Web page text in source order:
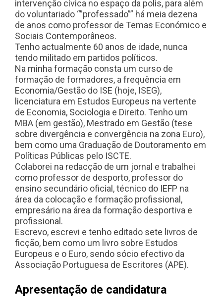
intervenção cívica no espaço da polis, para além
do voluntariado “”professado”” há meia dezena
de anos como professor de Temas Económico e
Sociais Contemporâneos.
Tenho actualmente 60 anos de idade, nunca
tendo militado em partidos políticos.
Na minha formação consta um curso de
formação de formadores, a frequência em
Economia/Gestão do ISE (hoje, ISEG),
licenciatura em Estudos Europeus na vertente
de Economia, Sociologia e Direito. Tenho um
MBA (em gestão), Mestrado em Gestão (tese
sobre divergência e convergência na zona Euro),
bem como uma Graduação de Doutoramento em
Políticas Públicas pelo ISCTE.
Colaborei na redacção de um jornal e trabalhei
como professor de desporto, professor do
ensino secundário oficial, técnico do IEFP na
área da colocação e formação profissional,
empresário na área da formação desportiva e
profissional.
Escrevo, escrevi e tenho editado sete livros de
ficção, bem como um livro sobre Estudos
Europeus e o Euro, sendo sócio efectivo da
Associação Portuguesa de Escritores (APE).
Apresentação de candidatura